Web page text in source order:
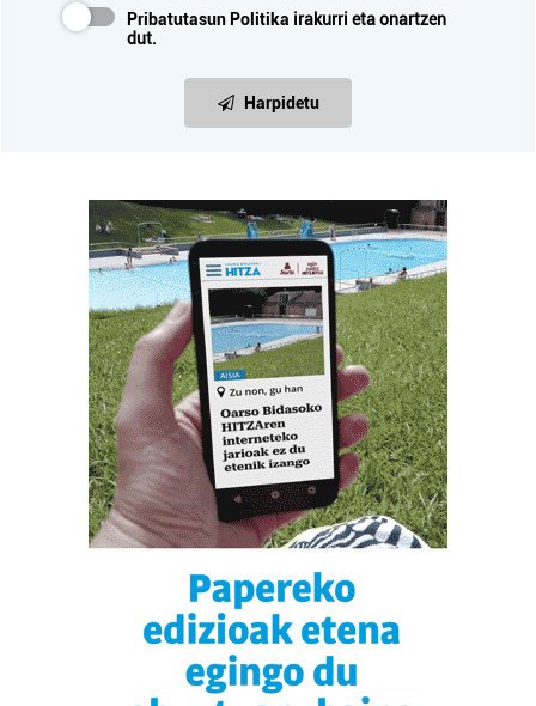
Pribatutasun Politika irakurri eta onartzen
dut.
Harpidetu